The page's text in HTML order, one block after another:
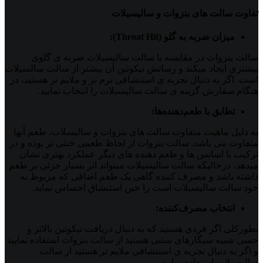
تفاوت سالت های بنزوات و سالیسیلات
میزان ضربه به گلو (Throat Hit):
سالت بنزوات در مقایسه با سالت سالیسیلات ضربه ی گلوی
بیشتری ایجاد میکند و رسانش نیکوتین آن بیشتر از سالت سالسیلات
است. اگر به دنبال تجربه ی استنشاقی نرم تر و ملایم تر هستید، در
هنگام سفارش گزینه ی سالت سالیسیلات را انتخاب نمایید.
تطابق با طعم‌دهنده‌ها:
به دلیل ماهیت متفاوت سالت های بنزوات و سالیسلات، طعم آنها
متفاوت می باشد. سالت بنزوات از لحاظ طعمی خنثی تر بوده و در
ترکیب با اسانس ها و طعم دهنده های دیگر عملکرد بهتری نشان
میدهد، درحالیکه سالت سالیسیلات میتواند اثر بسیار جزئی بر طعم
داشته باشد و مصرف کننده گاهی یک طعم اضافی که مربوط به
خود سالت سالیسیلات است را حین استنشاق احساس نماید.
انتخاب مصرف‌کننده:
بطورکلی اگر فردی هستید که به دنبال دریافت نیکوتین بالاتر و
حسی شبیه سیگارهای سنتی هستید از سالت بنزوات استفاده نمایید
و اگر به دنبال تجربه ی استنشاقی ملایم تر هستید از سالت